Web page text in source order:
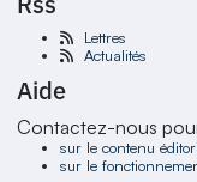
Lettres
Actualités
Aide
Contactez-nous
sur le contenu
sur le